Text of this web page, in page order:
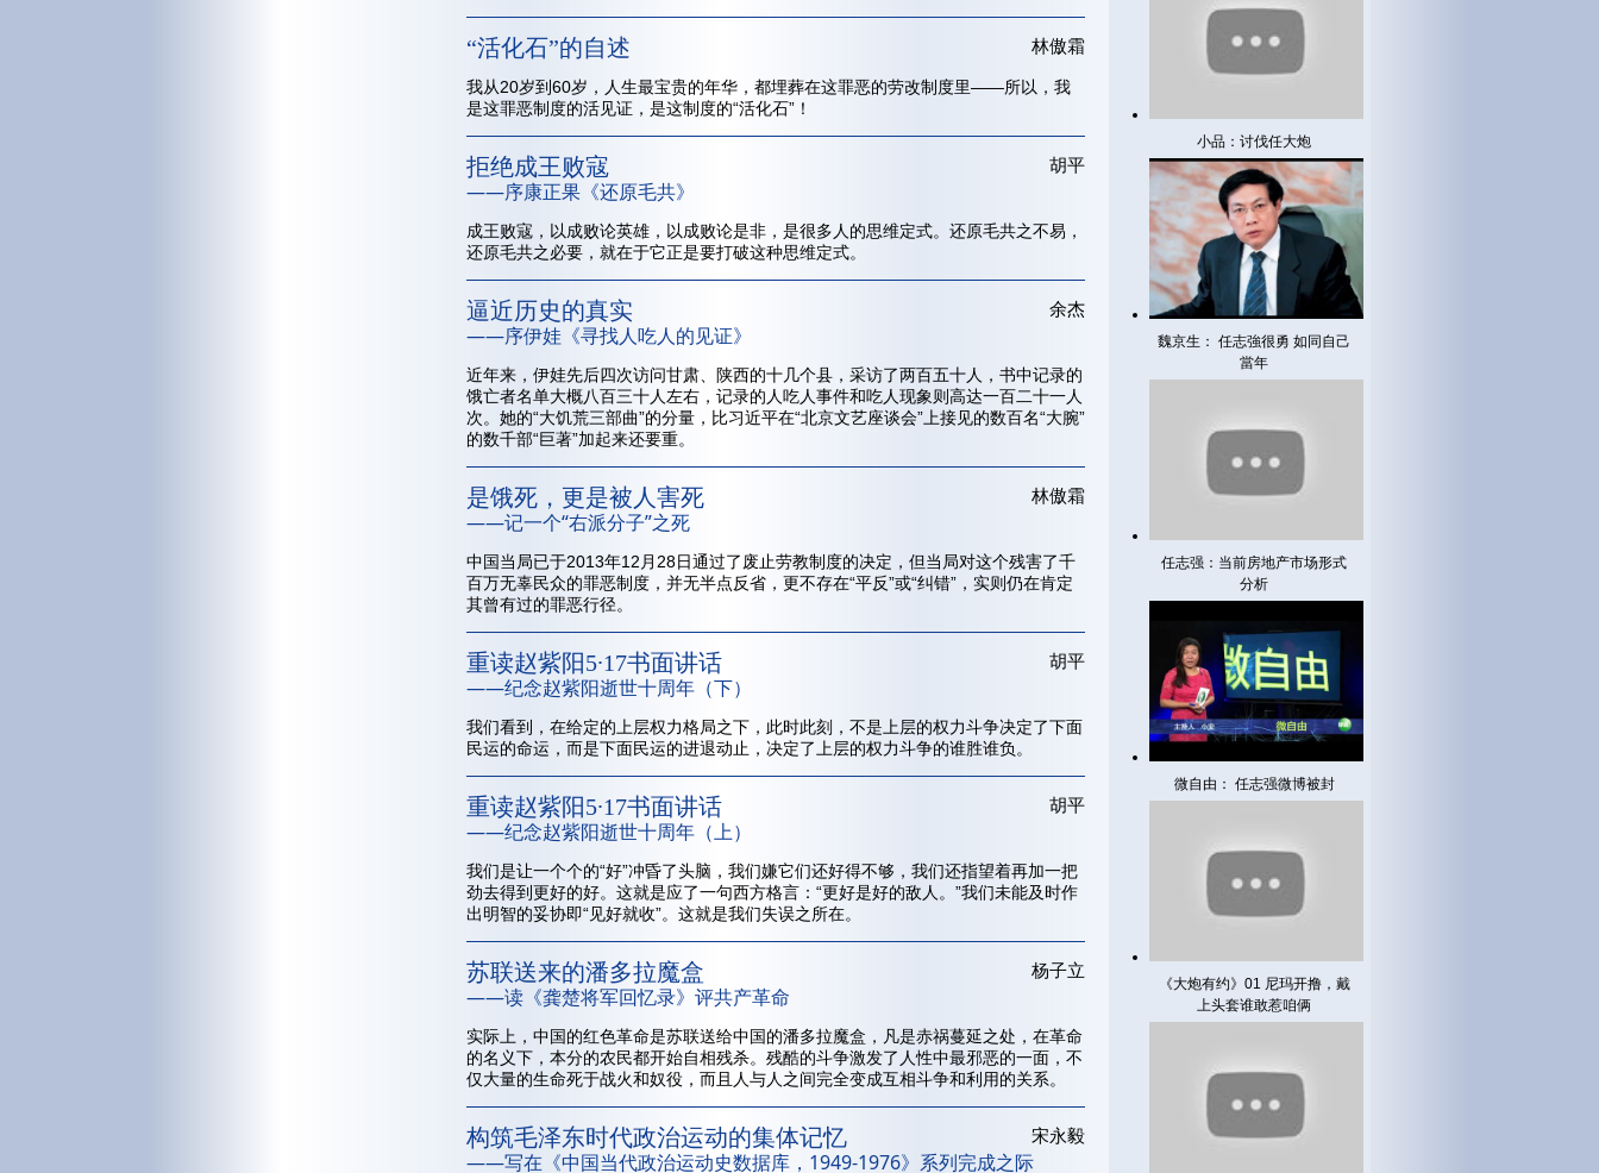
林傲霜
“活化石”的自述
我从20岁到60岁，人生最宝贵的年华，都埋葬在这罪恶的劳改制度里——所以，我
是这罪恶制度的活见证，是这制度的“活化石”！
胡平
拒绝成王败寇
——序康正果《还原毛共》
成王败寇，以成败论英雄，以成败论是非，是很多人的思维定式。还原毛共之不易，
还原毛共之必要，就在于它正是要打破这种思维定式。
余杰
逼近历史的真实
——序伊娃《寻找人吃人的见证》
近年来，伊娃先后四次访问甘肃、陕西的十几个县，采访了两百五十人，书中记录的
饿亡者名单大概八百三十人左右，记录的人吃人事件和吃人现象则高达一百二十一人
次。她的“大饥荒三部曲”的分量，比习近平在“北京文艺座谈会”上接见的数百名“大腕”
的数千部“巨著”加起来还要重。
林傲霜
是饿死，更是被人害死
——记一个“右派分子”之死
中国当局已于2013年12月28日通过了废止劳教制度的决定，但当局对这个残害了千
百万无辜民众的罪恶制度，并无半点反省，更不存在“平反”或“纠错”，实则仍在肯定
其曾有过的罪恶行径。
胡平
重读赵紫阳5∙17书面讲话
——纪念赵紫阳逝世十周年（下）
我们看到，在给定的上层权力格局之下，此时此刻，不是上层的权力斗争决定了下面
民运的命运，而是下面民运的进退动止，决定了上层的权力斗争的谁胜谁负。
胡平
重读赵紫阳5∙17书面讲话
——纪念赵紫阳逝世十周年（上）
我们是让一个个的“好”冲昏了头脑，我们嫌它们还好得不够，我们还指望着再加一把
劲去得到更好的好。这就是应了一句西方格言：“更好是好的敌人。”我们未能及时作
出明智的妥协即“见好就收”。这就是我们失误之所在。
杨子立
苏联送来的潘多拉魔盒
——读《龚楚将军回忆录》评共产革命
实际上，中国的红色革命是苏联送给中国的潘多拉魔盒，凡是赤祸蔓延之处，在革命
的名义下，本分的农民都开始自相残杀。残酷的斗争激发了人性中最邪恶的一面，不
仅大量的生命死于战火和奴役，而且人与人之间完全变成互相斗争和利用的关系。
宋永毅
构筑毛泽东时代政治运动的集体记忆
——写在《中国当代政治运动史数据库，1949-1976》系列完成之际
小品：讨伐任大炮
魏京生： 任志強很勇 如同自己
當年
任志强：当前房地产市场形式
分析
微自由： 任志强微博被封
《大炮有约》01 尼玛开撸，戴
上头套谁敢惹咱俩